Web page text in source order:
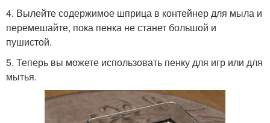
4. Вылейте содержимое шприца в контейнер для мыла и
перемешайте, пока пенка не станет большой и
пушистой.
5. Теперь вы можете использовать пенку для игр или для
мытья.